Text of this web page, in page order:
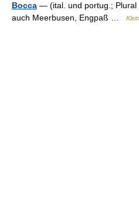
Bocca — (ital. und portug.; Plural
auch Meerbusen, Engpaß …